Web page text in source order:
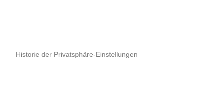
Historie der Privatsphäre-Einstellungen